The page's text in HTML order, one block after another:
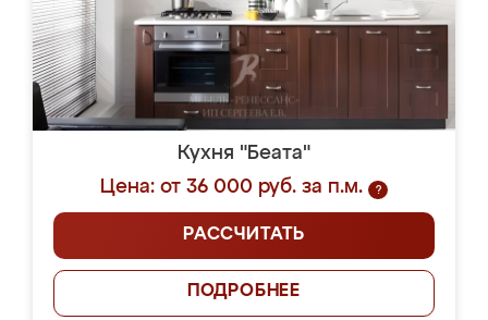
Кухня "Беата"
Цена: от 36 000 руб. за п.м.
?
РАССЧИТАТЬ
ПОДРОБНЕЕ